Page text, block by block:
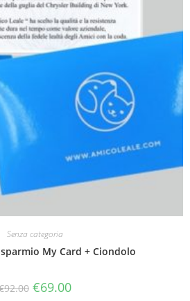
Senza categoria
My Card + Ciondolo
92.00 €69.00